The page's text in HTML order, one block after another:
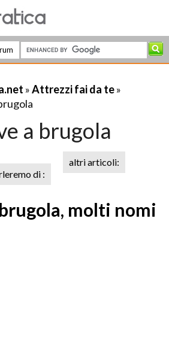
»Attrezzi fai da te»
a brugola
di :
altri articoli:
molti nomi